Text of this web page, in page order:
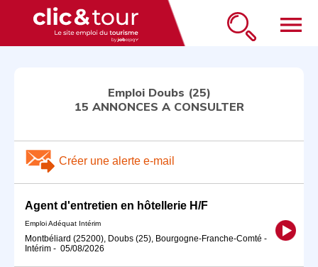
menu
Emploi Doubs (25)
15 ANNONCES A CONSULTER
Créer une alerte e-mail
Agent d'entretien en hôtellerie H/F
Emploi Adéquat Intérim
Montbéliard (25200), Doubs (25), Bourgogne-Franche-Comté -
Intérim - 05/08/2026